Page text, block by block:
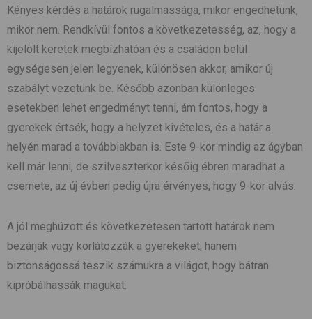
Kényes kérdés a határok rugalmassága, mikor engedhetünk,
mikor nem. Rendkívül fontos a következetesség, az, hogy a
kijelölt keretek megbízhatóan és a családon belül
egységesen jelen legyenek, különösen akkor, amikor új
szabályt vezetünk be. Később azonban különleges
esetekben lehet engedményt tenni, ám fontos, hogy a
gyerekek értsék, hogy a helyzet kivételes, és a határ a
helyén marad a továbbiakban is. Este 9-kor mindig az ágyban
kell már lenni, de szilveszterkor későig ébren maradhat a
csemete, az új évben pedig újra érvényes, hogy 9-kor alvás.
A jól meghúzott és következetesen tartott határok nem
bezárják vagy korlátozzák a gyerekeket, hanem
biztonságossá teszik számukra a világot, hogy bátran
kipróbálhassák magukat.